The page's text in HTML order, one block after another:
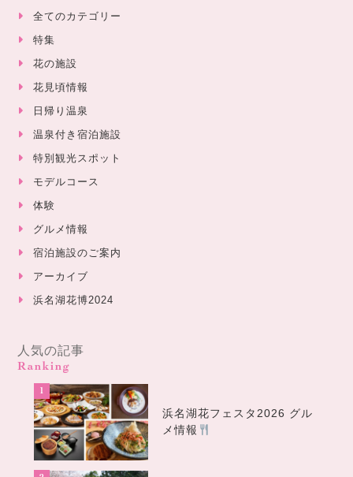
全てのカテゴリー
特集
花の施設
花見頃情報
日帰り温泉
温泉付き宿泊施設
特別観光スポット
モデルコース
体験
グルメ情報
宿泊施設のご案内
アーカイブ
浜名湖花博2024
人気の記事
Ranking
浜名湖花フェスタ2026 グル
メ情報